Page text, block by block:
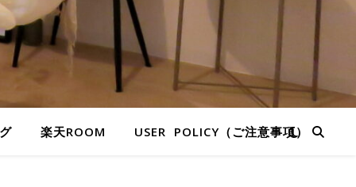
楽天ROOM USER POLICY（ご注意事項）